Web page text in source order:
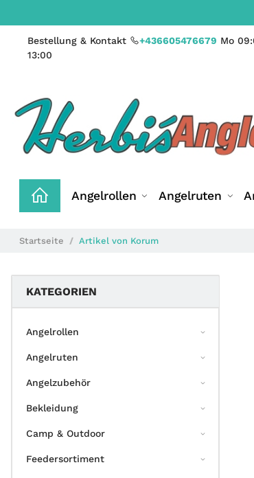
Bestellung & Kontakt +436605476679 Mo
13:00
Angelrollen Angelruten
Startseite Artikel von Korum
KATEGORIEN
Angelrollen
Angelruten
Angelzubehör
Bekleidung
Camp & Outdoor
Feedersortiment